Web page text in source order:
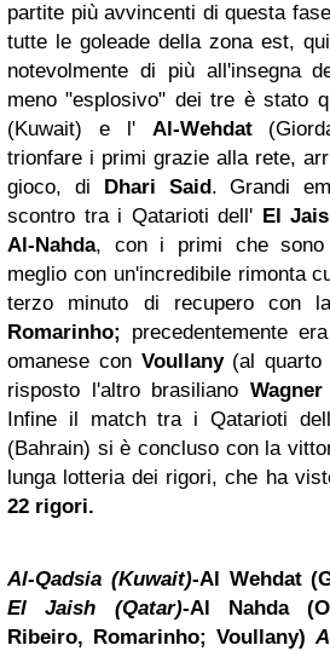
partite più avvincenti di questa
tutte le goleade della zona est,
notevolmente di più all'insegna
meno "esplosivo" dei tre è stato
(Kuwait) e l' Al-Wehdat
trionfare i primi grazie alla rete,
gioco, di Dhari Said. Grandi
scontro tra i Qatarioti dell' El
Al-Nahda, con i primi che
meglio con un'incredibile rimonta
terzo minuto di recupero con
Romarinho;
precedentemente
omanese con Voullany(al quarto
risposto l'altro brasiliano
Infine il match tra i Qatarioti
(Bahrain) si è concluso con la
lunga lotteria dei rigori, che ha
22 rigori.
Al-Qadsia (Kuwait)-Al Wehdat
El Jaish (Qatar)-Al Nahda
Ribeiro, Romarinho; Voullany)